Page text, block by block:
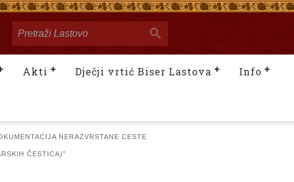
Akti Dječji vrtić Biser Lastova Info
NERAZVRSTANE CESTE
ČESTICA)”